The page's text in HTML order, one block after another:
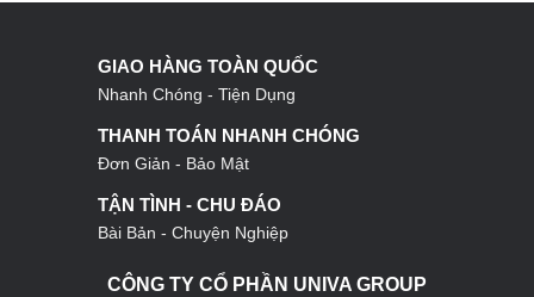
GIAO HÀNG TOÀN QUỐC
Nhanh Chóng - Tiện Dụng
THANH TOÁN NHANH CHÓNG
Đơn Giản - Bảo Mật
TẬN TÌNH - CHU ĐÁO
Bài Bản - Chuyện Nghiệp
CÔNG TY CỔ PHẦN UNIVA GROUP